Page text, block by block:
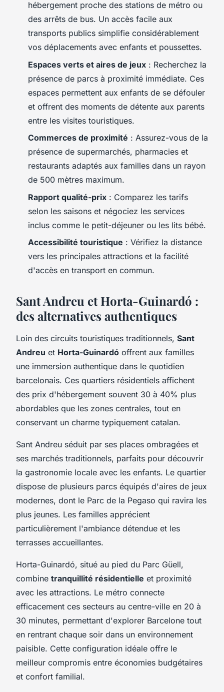
hébergement proche des stations de métro ou
des arrêts de bus. Un accès facile aux
transports publics simplifie considérablement
vos déplacements avec enfants et poussettes.
Espaces verts et aires de jeux : Recherchez la
présence de parcs à proximité immédiate. Ces
espaces permettent aux enfants de se défouler
et offrent des moments de détente aux parents
entre les visites touristiques.
Commerces de proximité : Assurez-vous de la
présence de supermarchés, pharmacies et
restaurants adaptés aux familles dans un rayon
de 500 mètres maximum.
Rapport qualité-prix : Comparez les tarifs
selon les saisons et négociez les services
inclus comme le petit-déjeuner ou les lits bébé.
Accessibilité touristique : Vérifiez la distance
vers les principales attractions et la facilité
d'accès en transport en commun.
Sant Andreu et Horta-Guinardó :
des alternatives authentiques
Loin des circuits touristiques traditionnels, Sant
Andreu et Horta-Guinardó offrent aux familles
une immersion authentique dans le quotidien
barcelonais. Ces quartiers résidentiels affichent
des prix d'hébergement souvent 30 à 40% plus
abordables que les zones centrales, tout en
conservant un charme typiquement catalan.
Sant Andreu séduit par ses places ombragées et
ses marchés traditionnels, parfaits pour découvrir
la gastronomie locale avec les enfants. Le quartier
dispose de plusieurs parcs équipés d'aires de jeux
modernes, dont le Parc de la Pegaso qui ravira les
plus jeunes. Les familles apprécient
particulièrement l'ambiance détendue et les
terrasses accueillantes.
Horta-Guinardó, situé au pied du Parc Güell,
combine tranquillité résidentielle et proximité
avec les attractions. Le métro connecte
efficacement ces secteurs au centre-ville en 20 à
30 minutes, permettant d'explorer Barcelone tout
en rentrant chaque soir dans un environnement
paisible. Cette configuration idéale offre le
meilleur compromis entre économies budgétaires
et confort familial.